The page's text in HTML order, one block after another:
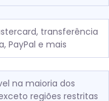
transferência
PayPal e mais
na maioria dos
regiões restritas